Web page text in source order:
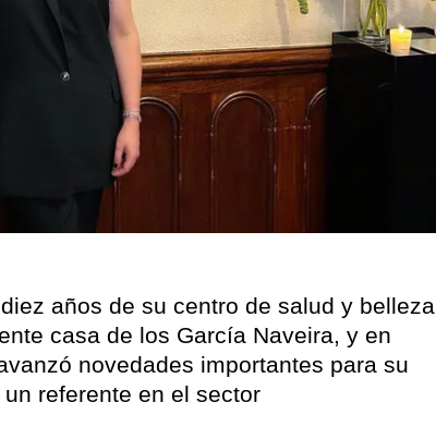
años de su centro de salud y belleza
casa de los García Naveira, y en
novedades importantes para su
referente en el sector